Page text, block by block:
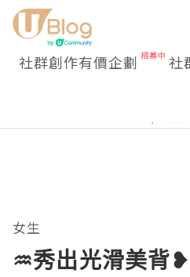
社群創作有價企劃 社
女生
♒秀出光滑美背